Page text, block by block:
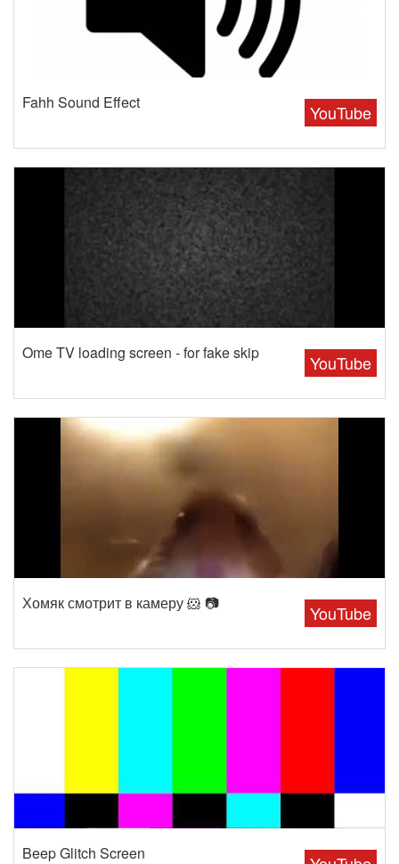
YouTube
Fahh Sound Effect
YouTube
Ome TV loading screen - for fake skip
YouTube
Хомяк смотрит в камеру 🐹 📷
Beep Glitch Screen